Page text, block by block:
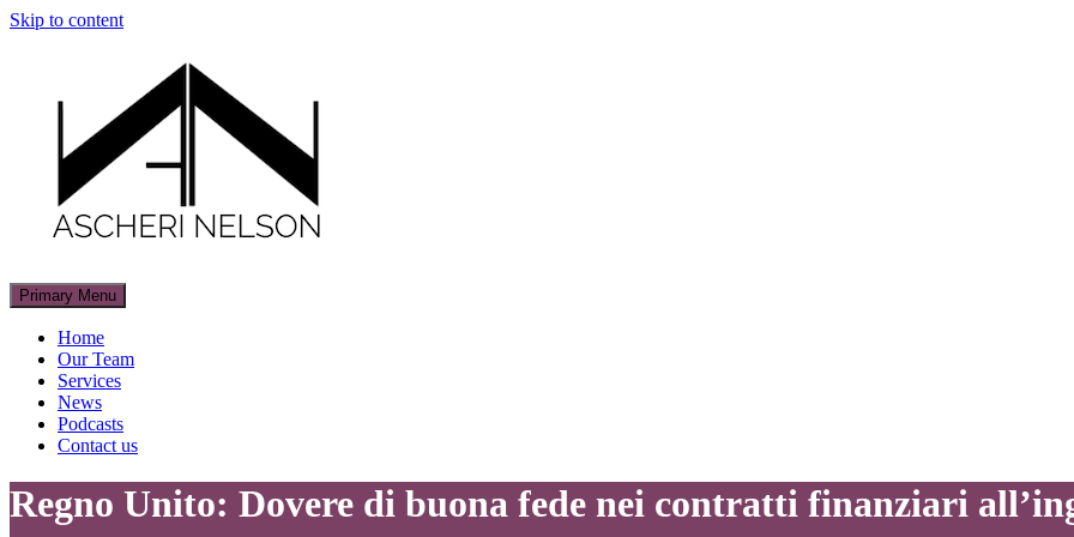
Skip to content
Ascheri Nelson LLP
Primary Menu
Home
Our Team
Services
News
Podcasts
Contact us
Regno Unito: Dovere di buona fede nei contratti finanziari